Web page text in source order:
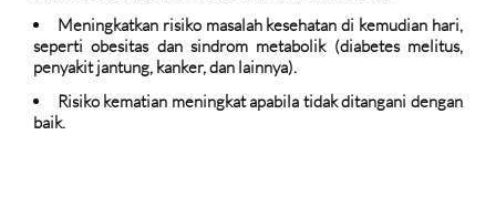
Meningkatkan risiko masalah kesehatan di kemudian hari,
seperti obesitas dan sindrom metabolik (diabetes melitus,
penyakit jantung, kanker, dan lainnya).
Risiko kematian meningkat apabila tidak ditangani dengan
baik.